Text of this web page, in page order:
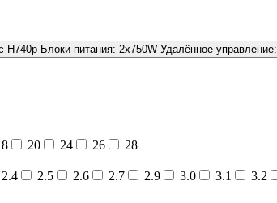
H740p Блоки питания: 2x750W Удалённое управление:
20 24 26
28
2.4 2.5 2.6 2.7 2.9 3.0 3.1 3.2